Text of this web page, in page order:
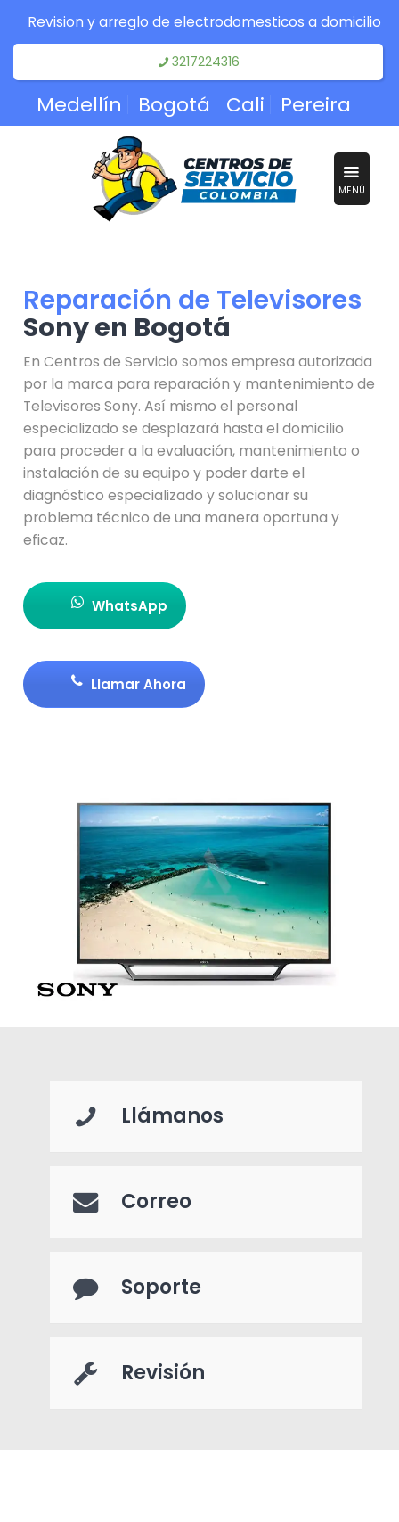
Revision y arreglo de electrodomesticos a domicilio
3217224316
Medellín Bogotá Cali Pereira
MENÚ
Reparación de Televisores
Sony en Bogotá
En Centros de Servicio somos empresa autorizada
por la marca para reparación y mantenimiento de
Televisores Sony. Así mismo el personal
especializado se desplazará hasta el domicilio
para proceder a la evaluación, mantenimiento o
instalación de su equipo y poder darte el
diagnóstico especializado y solucionar su
problema técnico de una manera oportuna y
eficaz.
WhatsApp
Llamar Ahora
Llámanos
Correo
Soporte
Revisión